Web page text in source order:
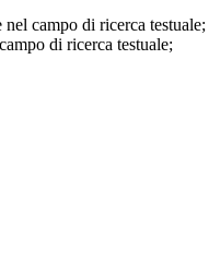
campo di ricerca testuale;
di ricerca testuale;